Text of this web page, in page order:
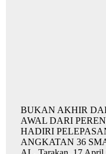
BUKAN AKHIR
AWAL DARI
HADIRI
ANGKATAN 36